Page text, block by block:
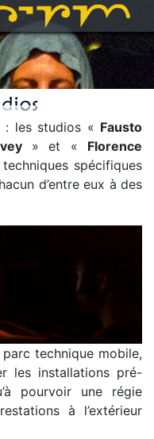
: les studios « Fausto
» et « Florence
spécifiques
d’entre eux à des
technique mobile,
les installations pré-
pourvoir une régie
à l’extérieur